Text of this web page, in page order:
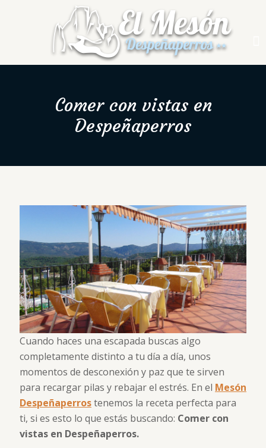
Comer con vistas en
Despeñaperros
Cuando haces una escapada buscas algo
completamente distinto a tu día a día, unos
momentos de desconexión y paz que te sirven
para recargar pilas y rebajar el estrés. En el Mesón
Despeñaperrostenemos la receta perfecta para
ti, si es esto lo que estás buscando: Comer con
vistas en Despeñaperros.